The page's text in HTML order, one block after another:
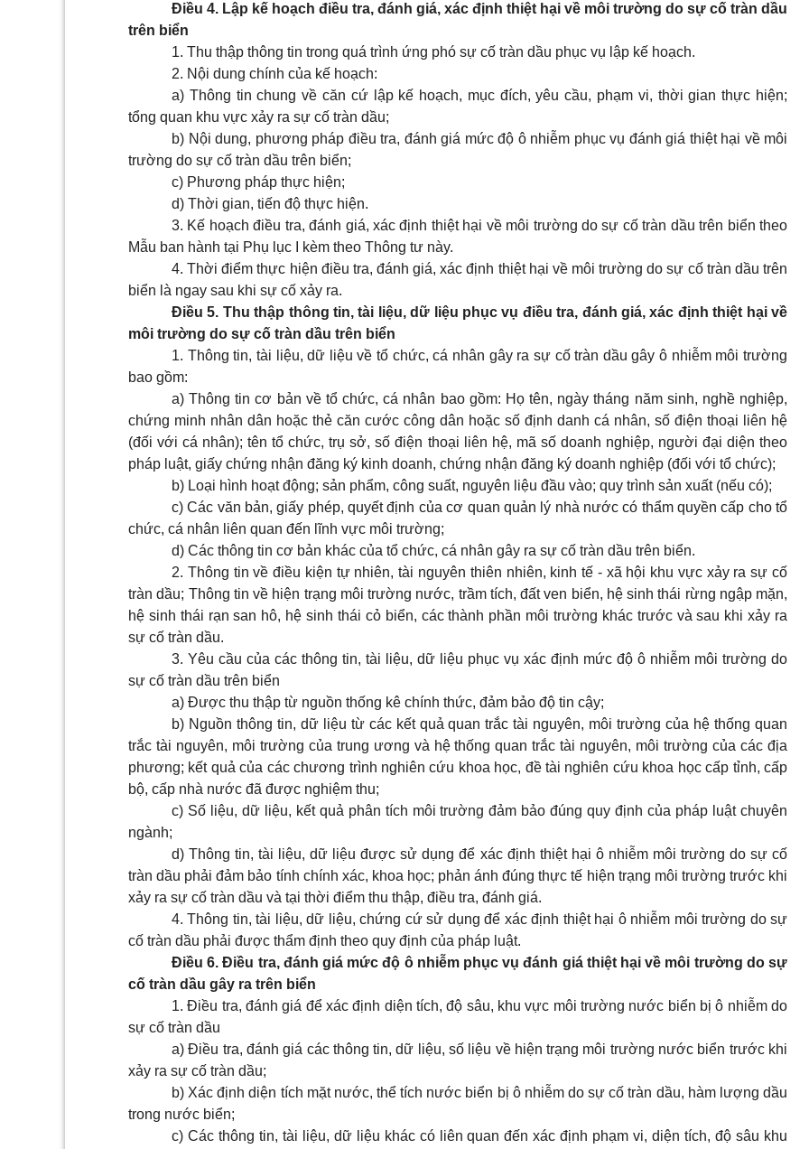
Điều 4. Lập kế hoạch điều tra, đánh giá, xác định thiệt hại về môi trường do sự cố tràn dầu
trên biển
1. Thu thập thông tin trong quá trình ứng phó sự cố tràn dầu phục vụ lập kế hoạch.
2. Nội dung chính của kế hoạch:
a) Thông tin chung về căn cứ lập kế hoạch, mục đích, yêu cầu, phạm vi, thời gian thực hiện;
tổng quan khu vực xảy ra sự cố tràn dầu;
b) Nội dung, phương pháp điều tra, đánh giá mức độ ô nhiễm phục vụ đánh giá thiệt hại về môi
trường do sự cố tràn dầu trên biển;
c) Phương pháp thực hiện;
d) Thời gian, tiến độ thực hiện.
3. Kế hoạch điều tra, đánh giá, xác định thiệt hại về môi trường do sự cố tràn dầu trên biển theo
Mẫu ban hành tại Phụ lục I kèm theo Thông tư này.
4. Thời điểm thực hiện điều tra, đánh giá, xác định thiệt hại về môi trường do sự cố tràn dầu trên
biển là ngay sau khi sự cố xảy ra.
Điều 5. Thu thập thông tin, tài liệu, dữ liệu phục vụ điều tra, đánh giá, xác định thiệt hại về
môi trường do sự cố tràn dầu trên biển
1. Thông tin, tài liệu, dữ liệu về tổ chức, cá nhân gây ra sự cố tràn dầu gây ô nhiễm môi trường
bao gồm:
a) Thông tin cơ bản về tổ chức, cá nhân bao gồm: Họ tên, ngày tháng năm sinh, nghề nghiệp,
chứng minh nhân dân hoặc thẻ căn cước công dân hoặc số định danh cá nhân, số điện thoại liên hệ
(đối với cá nhân); tên tổ chức, trụ sở, số điện thoại liên hệ, mã số doanh nghiệp, người đại diện theo
pháp luật, giấy chứng nhận đăng ký kinh doanh, chứng nhận đăng ký doanh nghiệp (đối với tổ chức);
b) Loại hình hoạt động; sản phẩm, công suất, nguyên liệu đầu vào; quy trình sản xuất (nếu có);
c) Các văn bản, giấy phép, quyết định của cơ quan quản lý nhà nước có thẩm quyền cấp cho tổ
chức, cá nhân liên quan đến lĩnh vực môi trường;
d) Các thông tin cơ bản khác của tổ chức, cá nhân gây ra sự cố tràn dầu trên biển.
2. Thông tin về điều kiện tự nhiên, tài nguyên thiên nhiên, kinh tế - xã hội khu vực xảy ra sự cố
tràn dầu; Thông tin về hiện trạng môi trường nước, trầm tích, đất ven biển, hệ sinh thái rừng ngập mặn,
hệ sinh thái rạn san hô, hệ sinh thái cỏ biển, các thành phần môi trường khác trước và sau khi xảy ra
sự cố tràn dầu.
3. Yêu cầu của các thông tin, tài liệu, dữ liệu phục vụ xác định mức độ ô nhiễm môi trường do
sự cố tràn dầu trên biển
a) Được thu thập từ nguồn thống kê chính thức, đảm bảo độ tin cậy;
b) Nguồn thông tin, dữ liệu từ các kết quả quan trắc tài nguyên, môi trường của hệ thống quan
trắc tài nguyên, môi trường của trung ương và hệ thống quan trắc tài nguyên, môi trường của các địa
phương; kết quả của các chương trình nghiên cứu khoa học, đề tài nghiên cứu khoa học cấp tỉnh, cấp
bộ, cấp nhà nước đã được nghiệm thu;
c) Số liệu, dữ liệu, kết quả phân tích môi trường đảm bảo đúng quy định của pháp luật chuyên
ngành;
d) Thông tin, tài liệu, dữ liệu được sử dụng để xác định thiệt hại ô nhiễm môi trường do sự cố
tràn dầu phải đảm bảo tính chính xác, khoa học; phản ánh đúng thực tế hiện trạng môi trường trước khi
xảy ra sự cố tràn dầu và tại thời điểm thu thập, điều tra, đánh giá.
4. Thông tin, tài liệu, dữ liệu, chứng cứ sử dụng để xác định thiệt hại ô nhiễm môi trường do sự
cố tràn dầu phải được thẩm định theo quy định của pháp luật.
Điều 6. Điều tra, đánh giá mức độ ô nhiễm phục vụ đánh giá thiệt hại về môi trường do sự
cố tràn dầu gây ra trên biển
1. Điều tra, đánh giá để xác định diện tích, độ sâu, khu vực môi trường nước biển bị ô nhiễm do
sự cố tràn dầu
a) Điều tra, đánh giá các thông tin, dữ liệu, số liệu về hiện trạng môi trường nước biển trước khi
xảy ra sự cố tràn dầu;
b) Xác định diện tích mặt nước, thể tích nước biển bị ô nhiễm do sự cố tràn dầu, hàm lượng dầu
trong nước biển;
c) Các thông tin, tài liệu, dữ liệu khác có liên quan đến xác định phạm vi, diện tích, độ sâu khu